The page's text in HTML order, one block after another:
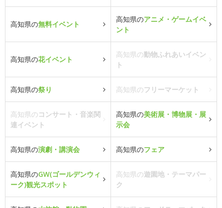
高知県の無料イベント
高知県のアニメ・ゲームイベ
ント
高知県の花イベント
高知県の動物ふれあいイベン
ト
高知県の祭り 高知県のフリーマーケット
高知県のコンサート・音楽関
連イベント
高知県の美術展・博物展・展
示会
高知県の演劇・講演会 高知県のフェア
高知県のGW(ゴールデンウィ
ーク)観光スポット
高知県の遊園地・テーマパー
ク